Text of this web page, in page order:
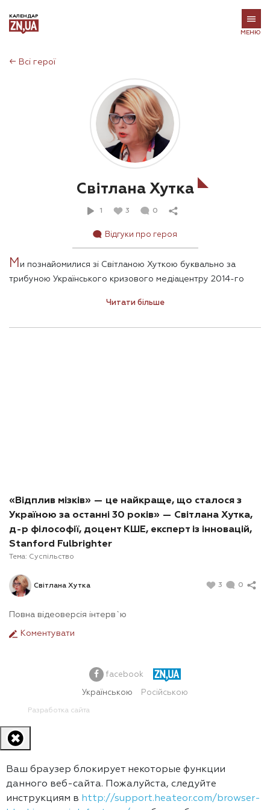
КАЛЕНДАР
МЕНЮ
← Всі герої
Світлана Хутка
1 3 0
Відгуки про героя
М и познайомилися зі Світланою Хуткою буквально за
трибуною Українського кризового медіацентру 2014-го
Україна» по Донбасу. Як з’ясувалося, тоді молодий соціолог,
тільки готувалася до свого головного професійного ривка.
Читати більше
«Відплив мізків» — це найкраще, що сталося з
Україною за останні 30 років» — Світлана Хутка,
д-р філософії, доцент КШЕ, експерт із інновацій,
Stanford Fulbrighter
Тема: Суспільство
Світлана Хутка 3 0
Повна відеоверсія інтерв`ю
Коментувати
facebook
Українською Російською
Разработка сайта
Ваш браузер блокирует некоторые функции
данного веб-сайта. Пожалуйста, следуйте
инструкциям в http://support.heateor.com/browser-